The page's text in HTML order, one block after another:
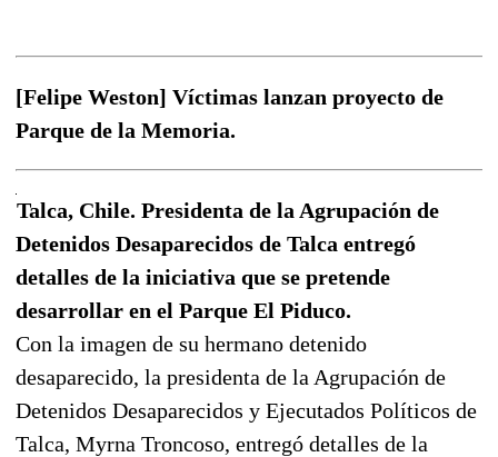
[Felipe Weston] Víctimas lanzan proyecto de
Parque de la Memoria.
Talca, Chile. Presidenta de la Agrupación de
Detenidos Desaparecidos de Talca entregó
detalles de la iniciativa que se pretende
desarrollar en el Parque El Piduco.
Con la imagen de su hermano detenido
desaparecido, la presidenta de la Agrupación de
Detenidos Desaparecidos y Ejecutados Políticos de
Talca, Myrna Troncoso, entregó detalles de la